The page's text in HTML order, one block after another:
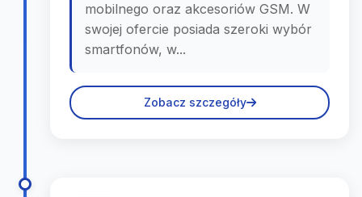
mobilnego oraz akcesoriów GSM. W
swojej ofercie posiada szeroki wybór
smartfonów, w...
Zobacz szczegóły